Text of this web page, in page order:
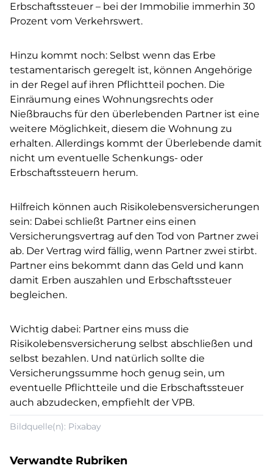
Erbschaftssteuer – bei der Immobilie immerhin 30
Prozent vom Verkehrswert.
Hinzu kommt noch: Selbst wenn das Erbe
testamentarisch geregelt ist, können Angehörige
in der Regel auf ihren Pflichtteil pochen. Die
Einräumung eines Wohnungsrechts oder
Nießbrauchs für den überlebenden Partner ist eine
weitere Möglichkeit, diesem die Wohnung zu
erhalten. Allerdings kommt der Überlebende damit
nicht um eventuelle Schenkungs- oder
Erbschaftssteuern herum.
Hilfreich können auch Risikolebensversicherungen
sein: Dabei schließt Partner eins einen
Versicherungsvertrag auf den Tod von Partner zwei
ab. Der Vertrag wird fällig, wenn Partner zwei stirbt.
Partner eins bekommt dann das Geld und kann
damit Erben auszahlen und Erbschaftssteuer
begleichen.
Wichtig dabei: Partner eins muss die
Risikolebensversicherung selbst abschließen und
selbst bezahlen. Und natürlich sollte die
Versicherungssumme hoch genug sein, um
eventuelle Pflichtteile und die Erbschaftssteuer
auch abzudecken, empfiehlt der VPB.
Bildquelle(n): Pixabay
Verwandte Rubriken